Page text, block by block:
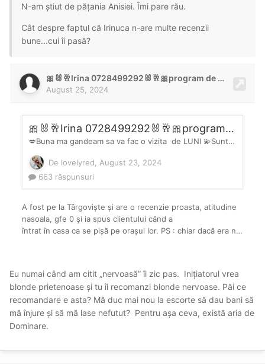
N-am știut de pățania Anisiei. Îmi pare rău.
Cât despre faptul că Irinuca n-are multe recenzii
bune...cui îi pasă?
Eu numai când am citit „nervoasă” îi zic pas. Inițiatorul vrea
blonde prietenoase și tu îi recomanzi blonde nervoase. Păi ce
recomandare e asta? Mă duc mai nou la escorte să dau bani să
mă înjure și să mă lase nefutut? Pentru așa ceva, există aria de
Dominare.